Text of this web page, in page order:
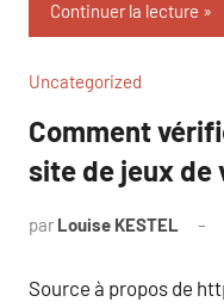
Continuer la lecture
Uncategorized
Comment
site de jeux
par Louise KESTEL
Source à propos de